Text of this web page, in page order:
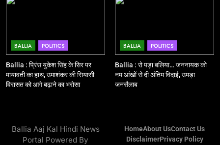
लेकर पुलिस ने किया रूट मार्च
BALLIA NATIONAL
14
BALLIA NATIONAL
BALLIA POLITICS
Ballia : प्रिंस युकेश सिंह के सिर पर
मायावती का हाथ, उमाशंकर की सियासी
विरासत को आगे बढ़ाने का भरोसा
BALLIA POLITICS
Ballia : रो पड़ा बलिया… जननायक को
नम आंखों से दी अंतिम विदाई, उमड़ा
जनसैलाब
Ballia Aaj Kal Hindi News
Portal Powered By
HomeAbout UsContact Us
DisclaimerPrivacy Policy